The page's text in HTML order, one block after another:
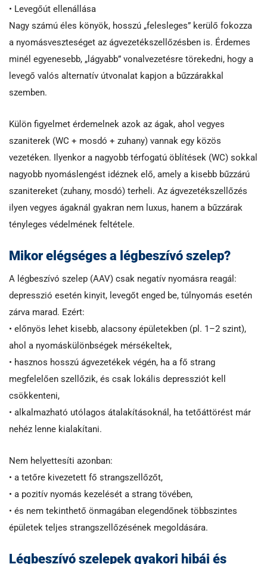
• Levegőút ellenállása
Nagy számú éles könyök, hosszú „felesleges” kerülő fokozza
a nyomásveszteséget az ágvezetékszellőzésben is. Érdemes
minél egyenesebb, „lágyabb” vonalvezetésre törekedni, hogy a
levegő valós alternatív útvonalat kapjon a bűzzárakkal
szemben.
Külön figyelmet érdemelnek azok az ágak, ahol vegyes
szaniterek (WC + mosdó + zuhany) vannak egy közös
vezetéken. Ilyenkor a nagyobb térfogatú öblítések (WC) sokkal
nagyobb nyomáslengést idéznek elő, amely a kisebb bűzzárú
szanitereket (zuhany, mosdó) terheli. Az ágvezetékszellőzés
ilyen vegyes ágaknál gyakran nem luxus, hanem a bűzzárak
tényleges védelmének feltétele.
Mikor elégséges a légbeszívó szelep?
A légbeszívó szelep (AAV) csak negatív nyomásra reagál:
depresszió esetén kinyit, levegőt enged be, túlnyomás esetén
zárva marad. Ezért:
• előnyös lehet kisebb, alacsony épületekben (pl. 1–2 szint),
ahol a nyomáskülönbségek mérsékeltek,
• hasznos hosszú ágvezetékek végén, ha a fő strang
megfelelően szellőzik, és csak lokális depressziót kell
csökkenteni,
• alkalmazható utólagos átalakításoknál, ha tetőáttörést már
nehéz lenne kialakítani.
Nem helyettesíti azonban:
• a tetőre kivezetett fő strangszellőzőt,
• a pozitív nyomás kezelését a strang tövében,
• és nem tekinthető önmagában elegendőnek többszintes
épületek teljes strangszellőzésének megoldására.
Légbeszívó szelepek gyakori hibái és